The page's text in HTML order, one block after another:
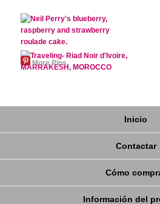
More Pins
Inicio
Contactar
Cómo
Información del